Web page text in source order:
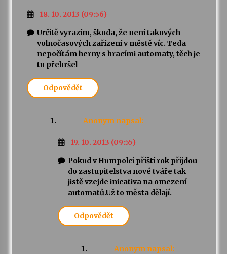
18. 10. 2013 (09:56)
Určitě vyrazím, škoda, že není takových
volnočasových zařízení v městě víc. Teda
nepočítám herny s hracími automaty, těch je
tu přehršel
Odpovědět
Anonym napsal:
19. 10. 2013 (09:55)
Pokud v Humpolci příští rok přijdou
do zastupitelstva nové tváře tak
jistě vzejde inicativa na omezení
automatů.Už to města dělají.
Odpovědět
Anonym napsal: